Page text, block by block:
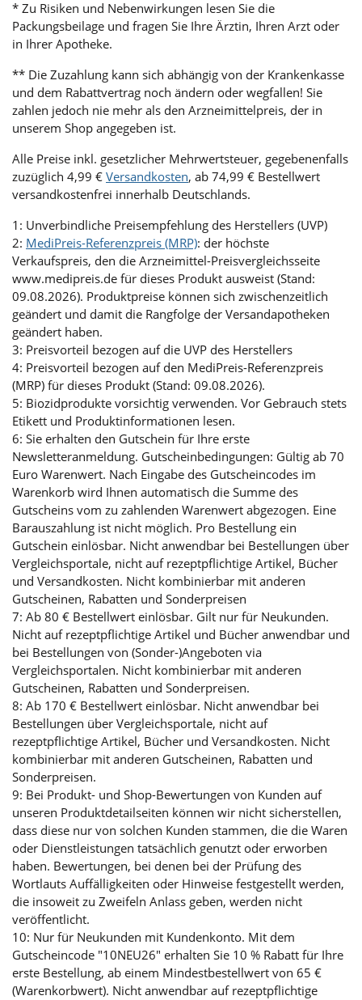
* Zu Risiken und Nebenwirkungen lesen Sie die
Packungsbeilage und fragen Sie Ihre Ärztin, Ihren Arzt oder
in Ihrer Apotheke.
** Die Zuzahlung kann sich abhängig von der Krankenkasse
und dem Rabattvertrag noch ändern oder wegfallen! Sie
zahlen jedoch nie mehr als den Arzneimittelpreis, der in
unserem Shop angegeben ist.
Alle Preise inkl. gesetzlicher Mehrwertsteuer, gegebenenfalls
zuzüglich 4,99 € Versandkosten, ab 74,99 € Bestellwert
versandkostenfrei innerhalb Deutschlands.
1: Unverbindliche Preisempfehlung des Herstellers (UVP)
2: MediPreis-Referenzpreis (MRP): der höchste
Verkaufspreis, den die Arzneimittel-Preisvergleichsseite
www.medipreis.de für dieses Produkt ausweist (Stand:
09.08.2026). Produktpreise können sich zwischenzeitlich
geändert und damit die Rangfolge der Versandapotheken
geändert haben.
3: Preisvorteil bezogen auf die UVP des Herstellers
4: Preisvorteil bezogen auf den MediPreis-Referenzpreis
(MRP) für dieses Produkt (Stand: 09.08.2026).
5: Biozidprodukte vorsichtig verwenden. Vor Gebrauch stets
Etikett und Produktinformationen lesen.
6: Sie erhalten den Gutschein für Ihre erste
Newsletteranmeldung. Gutscheinbedingungen: Gültig ab 70
Euro Warenwert. Nach Eingabe des Gutscheincodes im
Warenkorb wird Ihnen automatisch die Summe des
Gutscheins vom zu zahlenden Warenwert abgezogen. Eine
Barauszahlung ist nicht möglich. Pro Bestellung ein
Gutschein einlösbar. Nicht anwendbar bei Bestellungen über
Vergleichsportale, nicht auf rezeptpflichtige Artikel, Bücher
und Versandkosten. Nicht kombinierbar mit anderen
Gutscheinen, Rabatten und Sonderpreisen
7: Ab 80 € Bestellwert einlösbar. Gilt nur für Neukunden.
Nicht auf rezeptpflichtige Artikel und Bücher anwendbar und
bei Bestellungen von (Sonder-)Angeboten via
Vergleichsportalen. Nicht kombinierbar mit anderen
Gutscheinen, Rabatten und Sonderpreisen.
8: Ab 170 € Bestellwert einlösbar. Nicht anwendbar bei
Bestellungen über Vergleichsportale, nicht auf
rezeptpflichtige Artikel, Bücher und Versandkosten. Nicht
kombinierbar mit anderen Gutscheinen, Rabatten und
Sonderpreisen.
9: Bei Produkt- und Shop-Bewertungen von Kunden auf
unseren Produktdetailseiten können wir nicht sicherstellen,
dass diese nur von solchen Kunden stammen, die die Waren
oder Dienstleistungen tatsächlich genutzt oder erworben
haben. Bewertungen, bei denen bei der Prüfung des
Wortlauts Auffälligkeiten oder Hinweise festgestellt werden,
die insoweit zu Zweifeln Anlass geben, werden nicht
veröffentlicht.
10: Nur für Neukunden mit Kundenkonto. Mit dem
Gutscheincode "10NEU26" erhalten Sie 10 % Rabatt für Ihre
erste Bestellung, ab einem Mindestbestellwert von 65 €
(Warenkorbwert). Nicht anwendbar auf rezeptpflichtige